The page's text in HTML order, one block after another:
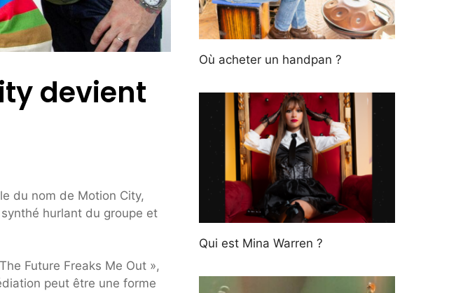
devient
du nom de Motion City,
hurlant du groupe et
Future Freaks Me Out »,
peut être une forme
Où acheter un handpan ?
Qui est Mina Warren ?